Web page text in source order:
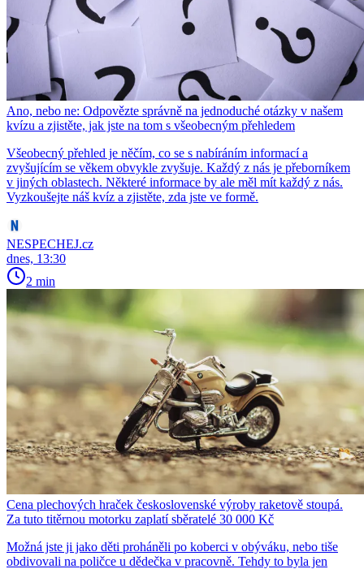
Ano, nebo ne: Odpovězte správně na jednoduché otázky v našem
kvízu a zjistěte, jak jste na tom s všeobecným přehledem
Všeobecný přehled je něčím, co se s nabíráním informací a
zvyšujícím se věkem obvykle zvyšuje. Každý z nás je přeborníkem
v jiných oblastech. Některé informace by ale měl mít každý z nás.
Vyzkoušejte náš kvíz a zjistěte, zda jste ve formě.
NESPECHEJ.cz
dnes, 13:30
2 min
Cena plechových hraček československé výroby raketově stoupá.
Za tuto titěrnou motorku zaplatí sběratelé 30 000 Kč
Možná jste ji jako děti proháněli po koberci v obýváku, nebo tiše
obdivovali na poličce u dědečka v pracovně. Tehdy to byla jen